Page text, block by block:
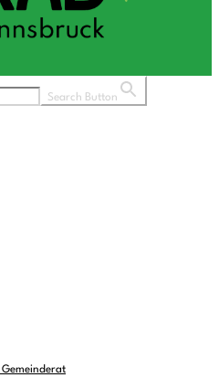
Search Button
Gemeinderat